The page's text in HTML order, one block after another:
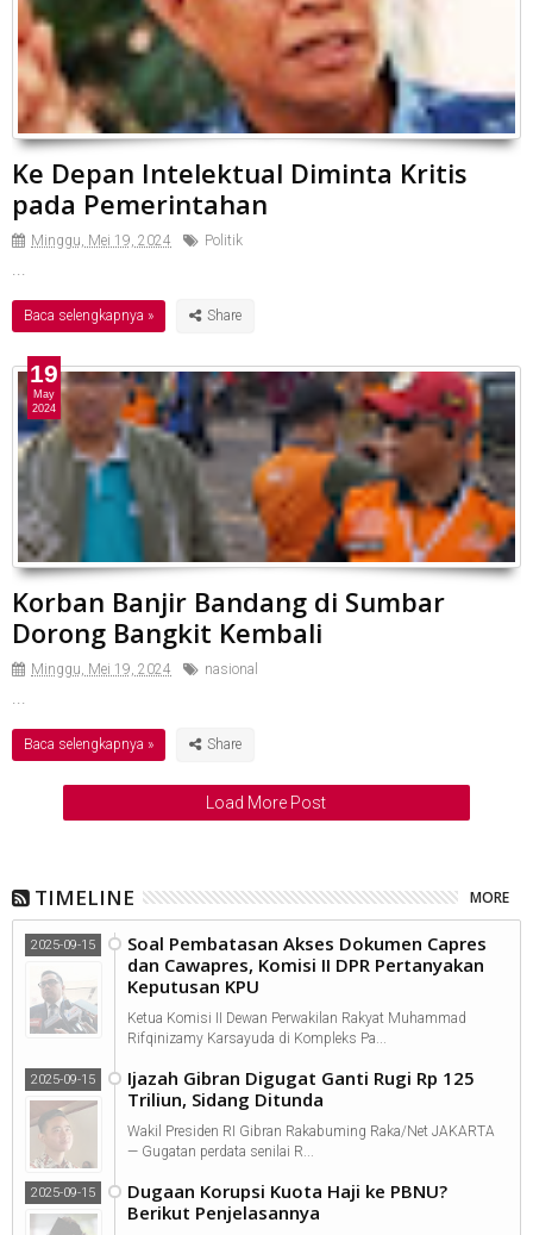
Ke Depan Intelektual Diminta Kritis
pada Pemerintahan
Minggu, Mei 19, 2024 Politik
...
Baca selengkapnya »
Korban Banjir Bandang di Sumbar
Dorong Bangkit Kembali
Minggu, Mei 19, 2024 nasional
...
Baca selengkapnya »
19
May
2024
Load More Post
TIMELINE MORE
Soal Pembatasan Akses Dokumen Capres
dan Cawapres, Komisi II DPR Pertanyakan
Keputusan KPU
2025-09-15
Ketua Komisi II Dewan Perwakilan Rakyat Muhammad
Rifqinizamy Karsayuda di Kompleks Pa...
Ijazah Gibran Digugat Ganti Rugi Rp 125
Triliun, Sidang Ditunda
2025-09-15
Wakil Presiden RI Gibran Rakabuming Raka/Net JAKARTA
— Gugatan perdata senilai R...
Dugaan Korupsi Kuota Haji ke PBNU?
Berikut Penjelasannya
2025-09-15